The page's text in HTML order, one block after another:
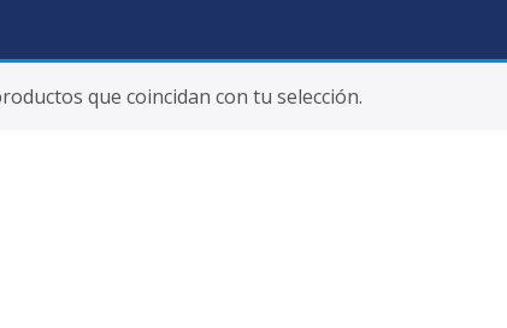
que coincidan con tu selección.